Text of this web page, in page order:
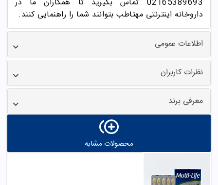
داروخانه اینترنتی مهتاطب بتوانند شما را راهنمایی کنند.
اطلاعات عمومی
نظرات کاربران
معرفی برند
محصولات مشابه